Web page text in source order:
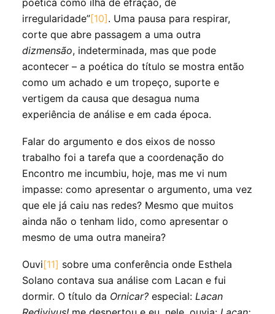
poética como ilha de efração, de
irregularidade”[10] . Uma pausa para respirar,
corte que abre passagem a uma outra
dizmensão, indeterminada, mas que pode
acontecer – a poética do título se mostra então
como um achado e um tropeço, suporte e
vertigem da causa que desagua numa
experiência de análise e em cada época.
Falar do argumento e dos eixos de nosso
trabalho foi a tarefa que a coordenação do
Encontro me incumbiu, hoje, mas me vi num
impasse: como apresentar o argumento, uma vez
que ele já caiu nas redes? Mesmo que muitos
ainda não o tenham lido, como apresentar o
mesmo de uma outra maneira?
Ouvi[11] sobre uma conferência onde Esthela
Solano contava sua análise com Lacan e fui
dormir. O título da Ornicar? especial: Lacan